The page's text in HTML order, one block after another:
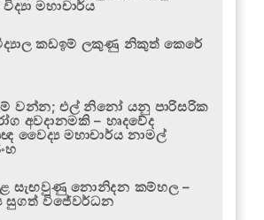
මහාචාර්ය
කඩඉම් ලකුණු නිකුත් කෙරේ
වන්න; එල් නිනෝ යනු පාරිසරික
අවදානමකි – හෘදවේද
වෛද්‍ය මහාචාර්ය නාමල්
සැඟවුණු නොනිදන කම්හල –
සුගත් විජේවර්ධන